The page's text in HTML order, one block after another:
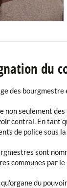
du
des
non seulement
central. En tant
de police sous
sont
communes par
du